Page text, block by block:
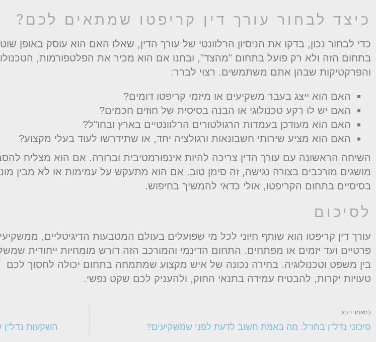
כיצד לבחור עורך דין קריפטו שמתאים לכם?
כדי לבחור נכון, בדקו את הניסיון הרלוונטי של עורך הדין, שאלו האם הוא עוסק באופן
בתחום הזה ולא רק פועל בתחום "מהצד", ובחנו אם הוא מכיר את הפלטפורמות,
והפרקטיקות שבהן אתם משתמשים. רצוי לברר:
האם הוא ייצג בעבר משקיעים או מיזמי קריפטו דומים?
האם יש לו רקע טכנולוגי או הבנה בסיסית של חוזים חכמים?
האם הוא מעודכן בעמדות הרגולטורים הרלוונטיים בארץ ובחו"ל?
האם הוא מציע שירותי חשבונאות ורגולציה יחד, או שתידרשו לעוד בעלי מקצוע?
השיחה הראשונה עם עורך הדין צריכה להיות אינפורמטיבית וברורה. אם הוא מצליח
מושגים מורכבים בצורה נגישה, זה סימן טוב. אם הוא מתעקש על עמימות או לא מבין
בסיסיים בתחום הקריפטו, אולי כדאי להמשיך בחיפוש.
לסיכום
עורך דין קריפטו הוא שותף חיוני לכל מי שפועלים בעולם המטבעות הדיגיטליים,
פרטיים ועד יזמים או מפתחים. התחום הדינמי והמורכב הזה דורש מומחיות ייחודית
בין משפט וטכנולוגיה. בחירה נכונה של איש מקצוע שמתמחה בתחום יכולה לחסוך לכם
טעויות יקרות, להבטיח עמידה בתנאי החוק, ולהעניק לכם שקט נפשי.
למאמר הבא
סיכוני נדל"ן בחו"ל: מה באמת חשוב לדעת לפני שמשקיעים? השקעות נדל"ן